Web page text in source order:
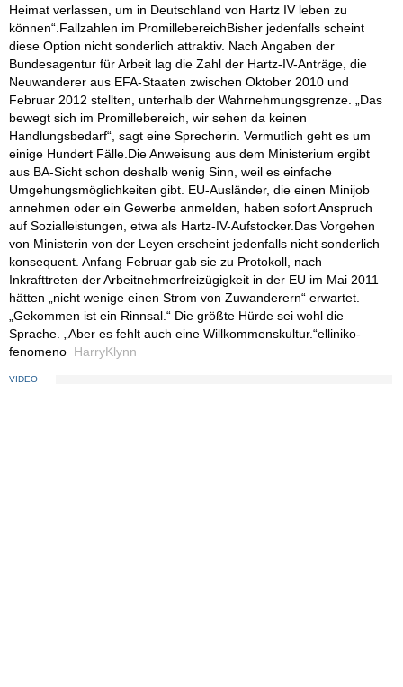
Heimat verlassen, um in Deutschland von Hartz IV leben zu
können“.Fallzahlen im PromillebereichBisher jedenfalls scheint
diese Option nicht sonderlich attraktiv. Nach Angaben der
Bundesagentur für Arbeit lag die Zahl der Hartz-IV-Anträge, die
Neuwanderer aus EFA-Staaten zwischen Oktober 2010 und
Februar 2012 stellten, unterhalb der Wahrnehmungsgrenze. „Das
bewegt sich im Promillebereich, wir sehen da keinen
Handlungsbedarf“, sagt eine Sprecherin. Vermutlich geht es um
einige Hundert Fälle.Die Anweisung aus dem Ministerium ergibt
aus BA-Sicht schon deshalb wenig Sinn, weil es einfache
Umgehungsmöglichkeiten gibt. EU-Ausländer, die einen Minijob
annehmen oder ein Gewerbe anmelden, haben sofort Anspruch
auf Sozialleistungen, etwa als Hartz-IV-Aufstocker.Das Vorgehen
von Ministerin von der Leyen erscheint jedenfalls nicht sonderlich
konsequent. Anfang Februar gab sie zu Protokoll, nach
Inkrafttreten der Arbeitnehmerfreizügigkeit in der EU im Mai 2011
hätten „nicht wenige einen Strom von Zuwanderern“ erwartet.
„Gekommen ist ein Rinnsal.“ Die größte Hürde sei wohl die
Sprache. „Aber es fehlt auch eine Willkommenskultur.“elliniko-
fenomeno HarryKlynn
VIDEO